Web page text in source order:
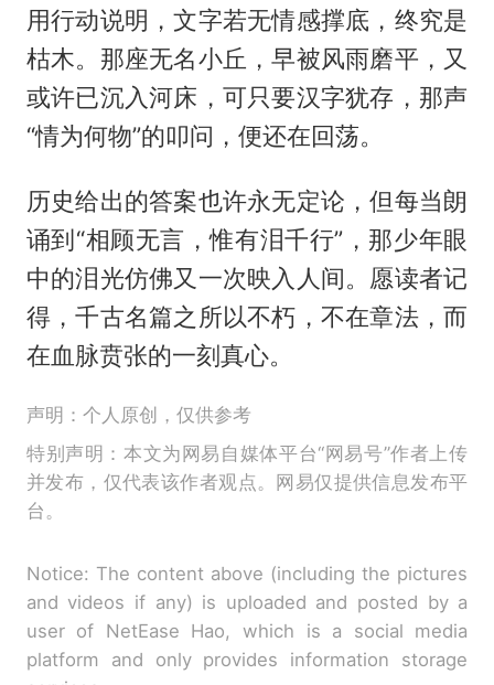
用行动说明，文字若无情感撑底，终究是
枯木。那座无名小丘，早被风雨磨平，又
或许已沉入河床，可只要汉字犹存，那声
“情为何物”的叩问，便还在回荡。
历史给出的答案也许永无定论，但每当朗
诵到“相顾无言，惟有泪千行”，那少年眼
中的泪光仿佛又一次映入人间。愿读者记
得，千古名篇之所以不朽，不在章法，而
在血脉贲张的一刻真心。
声明：个人原创，仅供参考
特别声明：本文为网易自媒体平台“网易号”作者上传
并发布，仅代表该作者观点。网易仅提供信息发布平
台。
Notice: The content above (including the pictures
and videos if any) is uploaded and posted by a
user of NetEase Hao, which is a social media
platform and only provides information storage